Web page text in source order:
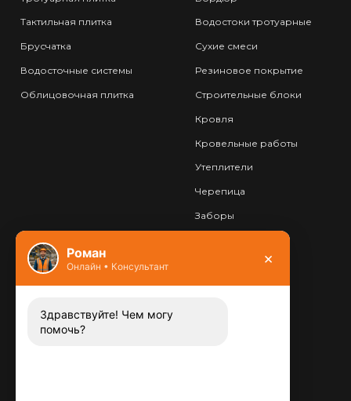
Тактильная плитка
Брусчатка
Водосточные системы
Облицовочная плитка
Водостоки тротуарные
Сухие смеси
Резиновое покрытие
Строительные блоки
Кровля
Кровельные работы
Утеплители
Черепица
Заборы
Контакты
Заказать звонок
Роман
Онлайн • Консультант ×
Здравствуйте! Чем могу
помочь?